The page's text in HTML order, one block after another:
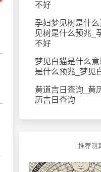
不好
孕妇梦见树是什
见树是什么预兆_
不好
梦见白猫是什么
是什么预兆_梦见
黄道吉日查询_黄
历吉日查询
推荐测